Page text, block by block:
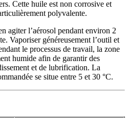
Cette huile est non corrosive et
polyvalente.
agiter l’aérosol pendant environ 2
Vaporiser généreusement l’outil et
le processus de travail, la zone
humide afin de garantir des
et de lubrification. La
se situe entre 5 et 30 °C.